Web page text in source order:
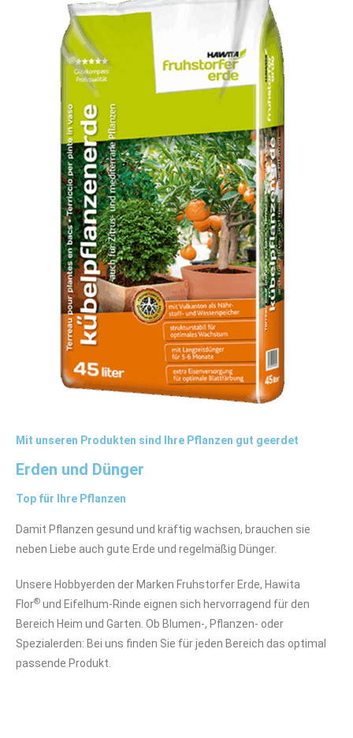
Mit unseren Produkten sind Ihre Pflanzen gut geerdet
Erden und Dünger
Top für Ihre Pflanzen
Damit Pflanzen gesund und kräftig wachsen, brauchen sie
neben Liebe auch gute Erde und regelmäßig Dünger.
Unsere Hobbyerden der Marken Fruhstorfer Erde, Hawita
Flor® und Eifelhum-Rinde eignen sich hervorragend für den
Bereich Heim und Garten. Ob Blumen-, Pflanzen- oder
Spezialerden: Bei uns finden Sie für jeden Bereich das optimal
passende Produkt.